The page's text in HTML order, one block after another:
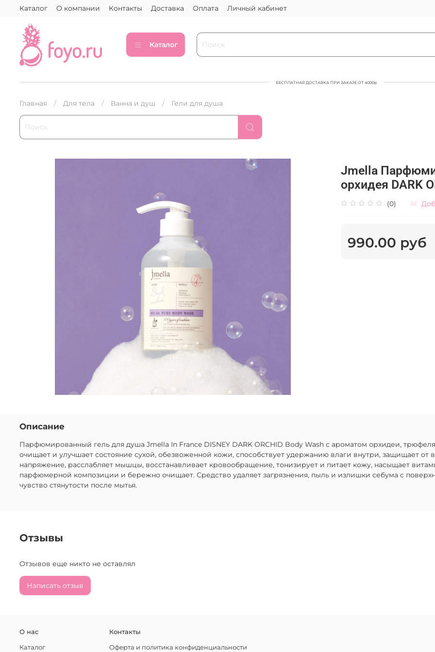
Каталог О компании Контакты Доставка Оплата Личный кабинет
Каталог
БЕСПЛАТНАЯ ДОСТАВКА ПРИ ЗАКАЗЕ ОТ 4000р
Главная Для тела Ванна и душ Гели для душа
Jmella
орхидея DARK
(0)
990.00 руб
Описание
Парфюмированный гель для душа Jmella In France DISNEY DARK ORCHID Body Wash с ароматом орхидеи,
очищает и улучшает состояние сухой, обезвоженной кожи, способствует удержанию влаги внутри, защищает от
напряжение, расслабляет мышцы, восстанавливает кровообращение, тонизирует и питает кожу, насыщает
парфюмерной композиции и бережно очищает. Средство удаляет загрязнения, пыль и излишки себума с
чувство стянутости после мытья.
Отзывы
Отзывов еще никто не оставлял
Написать отзыв
О нас
Каталог
Контакты
Оферта и политика конфиденциальности